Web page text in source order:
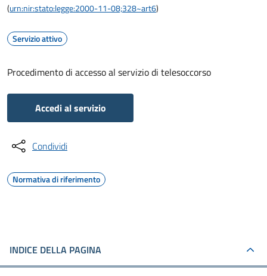
(urn:nir:stato:legge:2000-11-08;328~art6)
Servizio attivo
Procedimento di accesso al servizio di telesoccorso
Accedi al servizio
Condividi
Normativa di riferimento
INDICE DELLA PAGINA